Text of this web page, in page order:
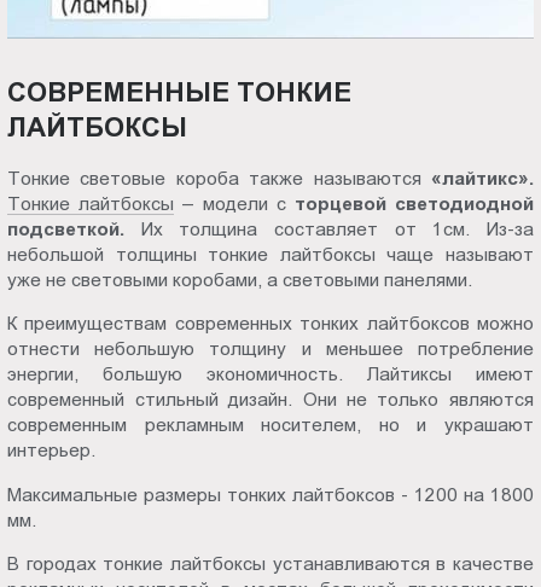
СОВРЕМЕННЫЕ ТОНКИЕ
ЛАЙТБОКСЫ
Тонкие световые короба также называются «лайтикс».
Тонкие лайтбоксы – модели с торцевой светодиодной
подсветкой. Их толщина составляет от 1см. Из-за
небольшой толщины тонкие лайтбоксы чаще называют
уже не световыми коробами, а световыми панелями.
К преимуществам современных тонких лайтбоксов можно
отнести небольшую толщину и меньшее потребление
энергии, большую экономичность. Лайтиксы имеют
современный стильный дизайн. Они не только являются
современным рекламным носителем, но и украшают
интерьер.
Максимальные размеры тонких лайтбоксов - 1200 на 1800
мм.
В городах тонкие лайтбоксы устанавливаются в качестве